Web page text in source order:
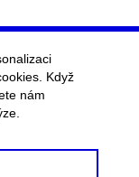
Když
nám